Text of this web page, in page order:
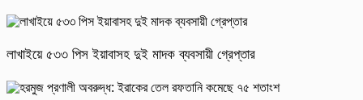
লাখাইয়ে ৫৩৩ পিস ইয়াবাসহ দুই মাদক ব্যবসায়ী গ্রেপ্তার